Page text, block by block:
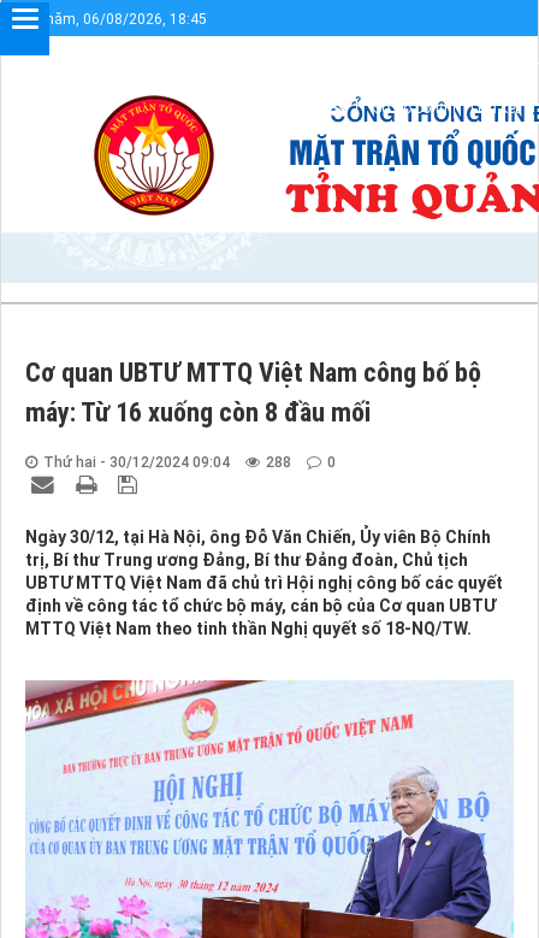
Thứ năm, 06/08/2026, 18:45
Sơ đồ cổng Liên kết
Cơ quan UBTƯ MTTQ Việt Nam công bố bộ
máy: Từ 16 xuống còn 8 đầu mối
Thứ hai - 30/12/2024 09:04 288 0
Ngày 30/12, tại Hà Nội, ông Đỗ Văn Chiến, Ủy viên Bộ Chính
trị, Bí thư Trung ương Đảng, Bí thư Đảng đoàn, Chủ tịch
UBTƯ MTTQ Việt Nam đã chủ trì Hội nghị công bố các quyết
định về công tác tổ chức bộ máy, cán bộ của Cơ quan UBTƯ
MTTQ Việt Nam theo tinh thần Nghị quyết số 18-NQ/TW.